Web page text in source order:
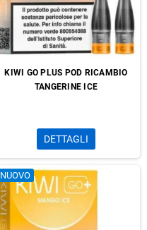
KIWI GO PLUS POD RICAMBIO
TANGERINE ICE
DETTAGLI
NUOVO